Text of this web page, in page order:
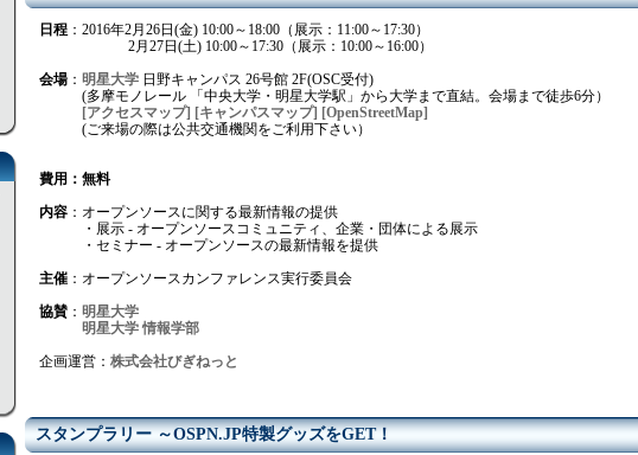
日程 ：2016年2月26日(金) 10:00～18:00（展示：11:00～17:30）
2月27日(土) 10:00～17:30（展示：10:00～16:00）
会場 ： 明星大学 日野キャンパス 26号館 2F(OSC受付)
(多摩モノレール 「中央大学・明星大学駅」から大学まで直結。会場まで徒歩6分）
[アクセスマップ] [キャンパスマップ] [OpenStreetMap]
(ご来場の際は公共交通機関をご利用下さい）
費用：無料
内容 ：オープンソースに関する最新情報の提供
・展示 - オープンソースコミュニティ、企業・団体による展示
・セミナー - オープンソースの最新情報を提供
主催 ：オープンソースカンファレンス実行委員会
協賛 ： 明星大学
明星大学 情報学部
企画運営： 株式会社びぎねっと
スタンプラリー ～OSPN.JP特製グッズをGET！